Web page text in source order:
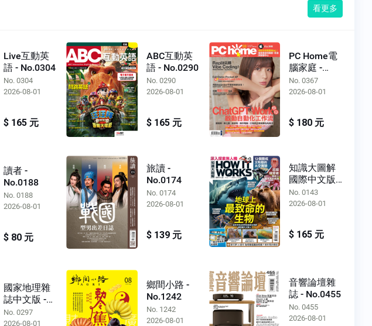
看更多
Live互動英
語 - No.0304
No. 0304
2026-08-01
$ 165 元
ABC互動英
語 - No.0290
No. 0290
2026-08-01
$ 165 元
PC Home電
腦家庭 -
No.0367
No. 0367
2026-08-01
$ 180 元
讀者 -
No.0188
No. 0188
2026-08-01
$ 80 元
旅讀 -
No.0174
No. 0174
2026-08-01
$ 139 元
知識大圖解
國際中文版 -
No.0143
No. 0143
2026-08-01
$ 165 元
國家地理雜
誌中文版 -
No.0297
No. 0297
2026-08-01
鄉間小路 -
No.1242
No. 1242
2026-08-01
音響論壇雜
誌 - No.0455
No. 0455
2026-08-01